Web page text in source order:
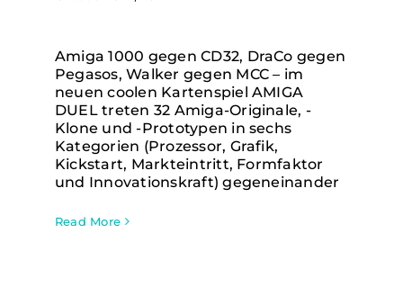
Amiga 1000 gegen CD32, DraCo gegen
Pegasos, Walker gegen MCC – im
neuen coolen Kartenspiel AMIGA
DUEL treten 32 Amiga-Originale, -
Klone und -Prototypen in sechs
Kategorien (Prozessor, Grafik,
Kickstart, Markteintritt, Formfaktor
und Innovationskraft) gegeneinander
Read More